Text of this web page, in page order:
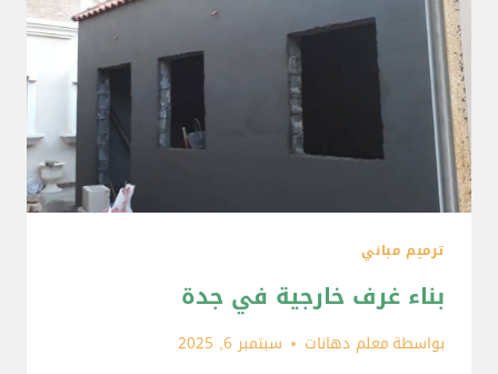
ترميم مباني
بناء غرف خارجية في جدة
بواسطة معلم دهانات سبتمبر 6, 2025